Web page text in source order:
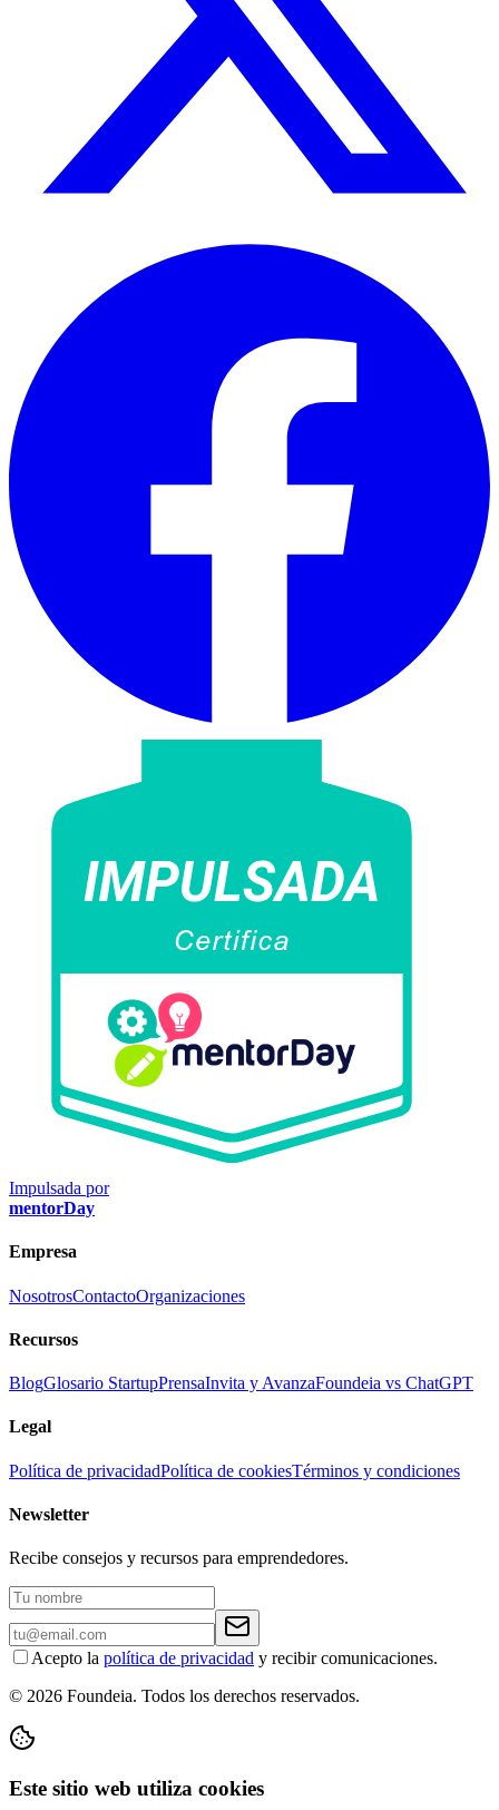
Impulsada por
mentorDay
Empresa
NosotrosContactoOrganizaciones
Recursos
BlogGlosario StartupPrensaInvita y AvanzaFoundeia vs ChatGPT
Legal
Política de privacidadPolítica de cookiesTérminos y condiciones
Newsletter
Recibe consejos y recursos para emprendedores.
Acepto la política de privacidad y recibir comunicaciones.
© 2026 Foundeia. Todos los derechos reservados.
Este sitio web utiliza cookies